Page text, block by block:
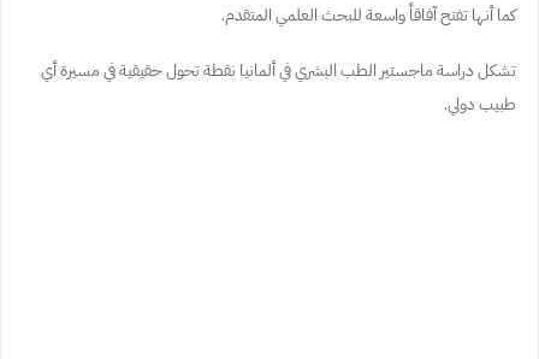
كما أنها تفتح آفاقاً واسعة للبحث العلمي المتقدم.
تشكل دراسة ماجستير الطب البشري في ألمانيا نقطة تحول حقيقية في مسيرة أي
طبيب دولي.